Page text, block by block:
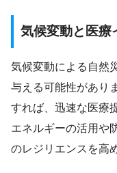
気候変動と医療
気候変動による自然
与える可能性があり
すれば、迅速な医療
エネルギーの活用や
のレジリエンスを高